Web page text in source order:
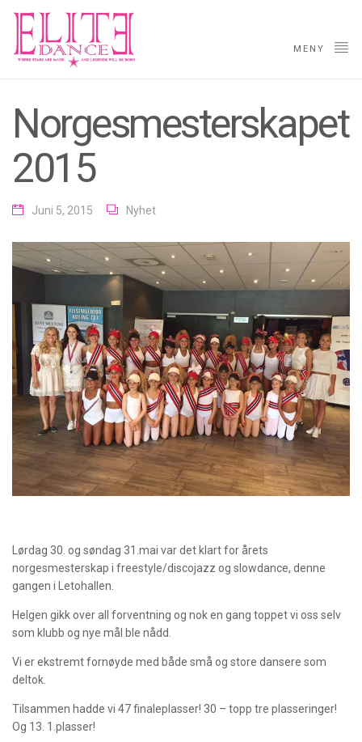
MENY
Norgesmesterskapet
2015
Juni 5, 2015 Nyhet
Lørdag 30. og søndag 31.mai var det klart for årets
norgesmesterskap i freestyle/discojazz og slowdance, denne
gangen i Letohallen.
Helgen gikk over all forventning og nok en gang toppet vi oss selv
som klubb og nye mål ble nådd.
Vi er ekstremt fornøyde med både små og store dansere som
deltok.
Tilsammen hadde vi 47 finaleplasser! 30 – topp tre plasseringer!
Og 13. 1.plasser!